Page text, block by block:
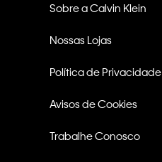
Sobre a Calvin Klein
Nossas Lojas
Política de Privacidade
Avisos de Cookies
Trabalhe Conosco